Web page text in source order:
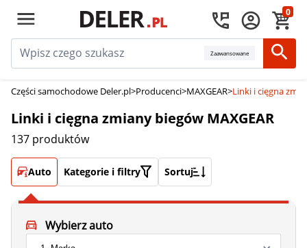
0
Zaawansowane
Części samochodowe Deler.pl>Producenci>MAXGEAR>Linki i cięgna
Linki i cięgna zmiany biegów MAXGEAR
137 produktów
Auto Kategorie i filtry Sortuj
Wybierz auto